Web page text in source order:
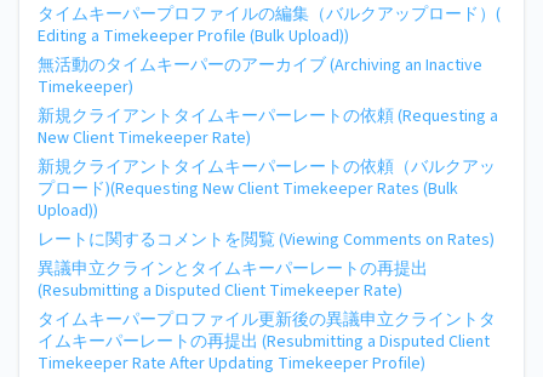
タイムキーパープロファイルの編集（バルクアップロード）(
Editing a Timekeeper Profile (Bulk Upload))
無活動のタイムキーパーのアーカイブ (Archiving an Inactive
Timekeeper)
新規クライアントタイムキーパーレートの依頼 (Requesting a
New Client Timekeeper Rate)
新規クライアントタイムキーパーレートの依頼（バルクアッ
プロード)(Requesting New Client Timekeeper Rates (Bulk
Upload))
レートに関するコメントを閲覧 (Viewing Comments on Rates)
異議申立クラインとタイムキーパーレートの再提出
(Resubmitting a Disputed Client Timekeeper Rate)
タイムキーパープロファイル更新後の異議申立クライントタ
イムキーパーレートの再提出 (Resubmitting a Disputed Client
Timekeeper Rate After Updating Timekeeper Profile)